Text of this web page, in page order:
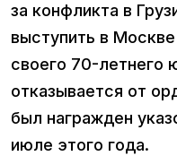
за конфликта в
выступить в
своего 70-летнего
отказывается от
был награжден
июле этого года.